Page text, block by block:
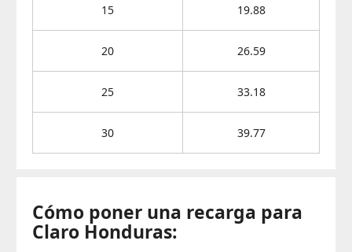
15 19.88
20 26.59
25 33.18
30 39.77
Cómo poner una recarga para
Claro Honduras: